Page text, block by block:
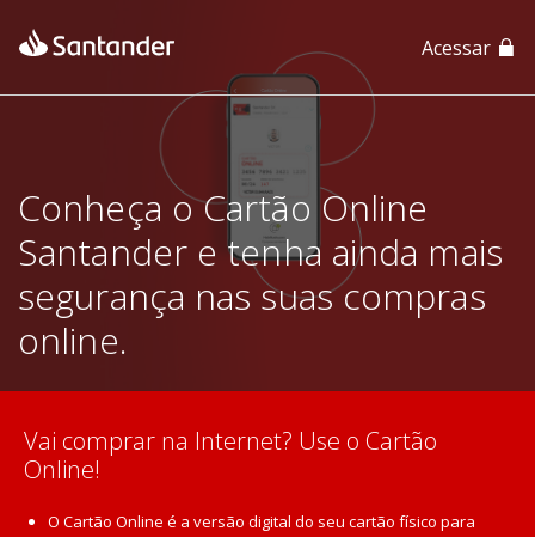
App Santander
App Santander Empresas
Acessar
Conheça o Cartão Online
Santander e tenha ainda mais
segurança nas suas compras
online.
Vai comprar na Internet? Use o Cartão
Online!
O Cartão Online é a versão digital do seu cartão físico para